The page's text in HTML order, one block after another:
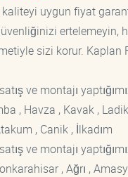
uygun fiyat
ertelemeyin,
sizi korur. Kaplan
ve montajı
, Havza , Kavak ,
, Canik , İlkadım
ve montajı
, Ağrı ,